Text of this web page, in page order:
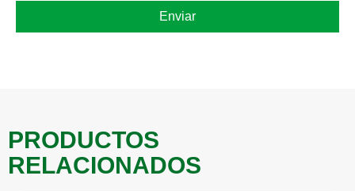
Enviar
PRODUCTOS
RELACIONADOS